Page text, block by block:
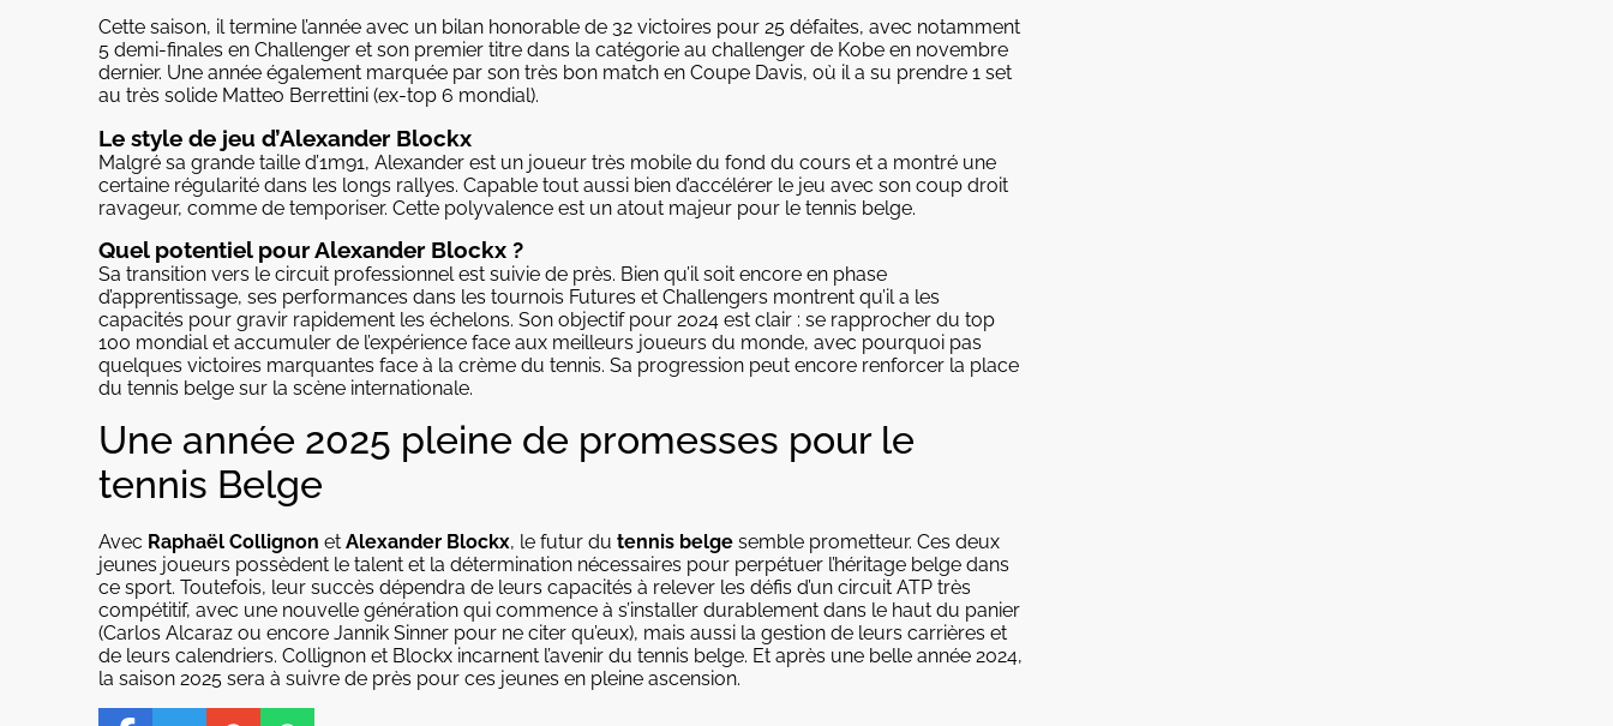
Cette saison, il termine l’année avec un bilan honorable de 32 victoires pour 25 défaites, avec notamment
5 demi-finales en Challenger et son premier titre dans la catégorie au challenger de Kobe en novembre
dernier. Une année également marquée par son très bon match en Coupe Davis, où il a su prendre 1 set
au très solide Matteo Berrettini (ex-top 6 mondial).
Le style de jeu d’Alexander Blockx
Malgré sa grande taille d’1m91, Alexander est un joueur très mobile du fond du cours et a montré une
certaine régularité dans les longs rallyes. Capable tout aussi bien d’accélérer le jeu avec son coup droit
ravageur, comme de temporiser. Cette polyvalence est un atout majeur pour le tennis belge.
Quel potentiel pour Alexander Blockx ?
Sa transition vers le circuit professionnel est suivie de près. Bien qu’il soit encore en phase
d’apprentissage, ses performances dans les tournois Futures et Challengers montrent qu’il a les
capacités pour gravir rapidement les échelons. Son objectif pour 2024 est clair : se rapprocher du top
100 mondial et accumuler de l’expérience face aux meilleurs joueurs du monde, avec pourquoi pas
quelques victoires marquantes face à la crème du tennis. Sa progression peut encore renforcer la place
du tennis belge sur la scène internationale.
Une année 2025 pleine de promesses pour le
tennis Belge
Avec Raphaël Collignon et Alexander Blockx, le futur du tennis belge semble prometteur. Ces deux
jeunes joueurs possèdent le talent et la détermination nécessaires pour perpétuer l’héritage belge dans
ce sport. Toutefois, leur succès dépendra de leurs capacités à relever les défis d’un circuit ATP très
compétitif, avec une nouvelle génération qui commence à s’installer durablement dans le haut du panier
(Carlos Alcaraz ou encore Jannik Sinner pour ne citer qu’eux), mais aussi la gestion de leurs carrières et
de leurs calendriers. Collignon et Blockx incarnent l’avenir du tennis belge. Et après une belle année 2024,
la saison 2025 sera à suivre de près pour ces jeunes en pleine ascension.